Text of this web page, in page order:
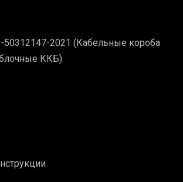
50312147-2021 (Кабельные короба
ККБ)